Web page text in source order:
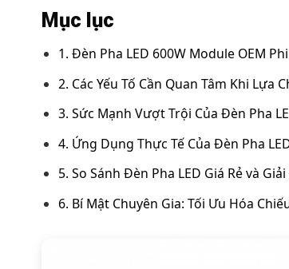
Mục lục
1. Đèn Pha LED 600W Module OEM
2. Các Yếu Tố Cần Quan Tâm Khi Lựa
3. Sức Mạnh Vượt Trội Của Đèn Pha
4. Ứng Dụng Thực Tế Của Đèn Pha
5. So Sánh Đèn Pha LED Giá Rẻ và
6. Bí Mật Chuyên Gia: Tối Ưu Hóa